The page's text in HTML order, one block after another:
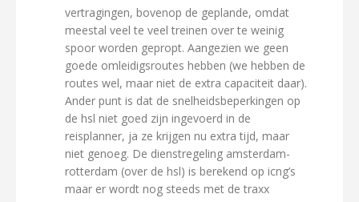
vertragingen, bovenop de geplande, omdat
meestal veel te veel treinen over te weinig
spoor worden gepropt. Aangezien we geen
goede omleidigsroutes hebben (we hebben de
routes wel, maar niet de extra capaciteit daar).
Ander punt is dat de snelheidsbeperkingen op
de hsl niet goed zijn ingevoerd in de
reisplanner, ja ze krijgen nu extra tijd, maar
niet genoeg. De dienstregeling amsterdam-
rotterdam (over de hsl) is berekend op icng’s
maar er wordt nog steeds met de traxx